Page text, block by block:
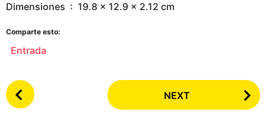
Dimensiones ‏ : ‎ 19.8 x 12.9 x 2.12 cm
Comparte esto:
Entrada
P
o
NEXT